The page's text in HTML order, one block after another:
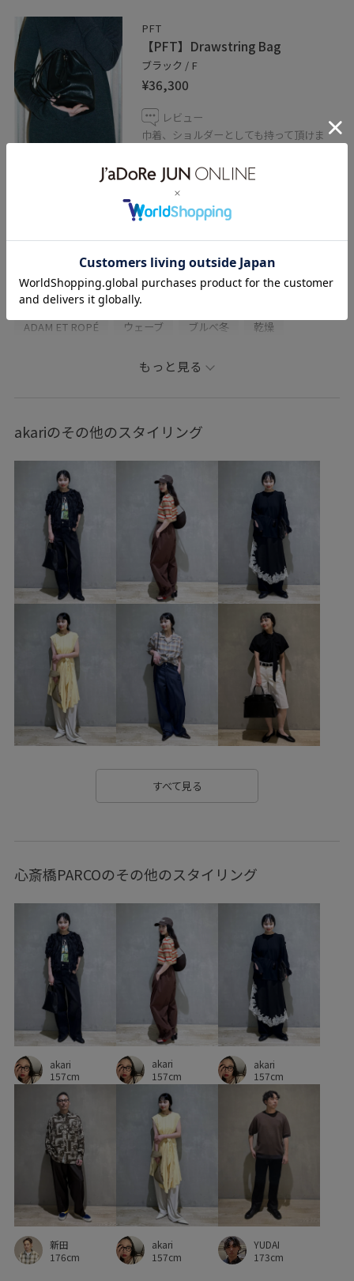
アダムエロペ心斎橋パルコ 4F
TEL:06-6575-7674
PFT
【PFT】Drawstring Bag
ブラック / F
¥36,300
レビュー
巾着、ショルダーとしても持って頂けま
お出かけコーデ 女子会コーデ レイヤード
スカートスタイル 体型カバー
ADAM ET ROPÉ ウェーブ ブルべ冬 乾燥
もっと見る
akariのその他のスタイリング
すべて見る
心斎橋PARCOのその他のスタイリング
akari
157cm
akari
157cm
akari
157cm
新田
176cm
akari
157cm
YUDAI
173cm